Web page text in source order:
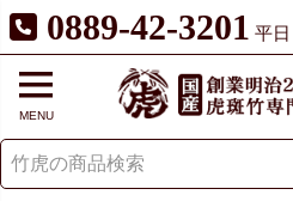
0889-42-3201 平日
MENU